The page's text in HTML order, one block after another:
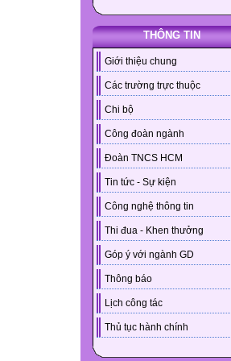
THÔNG TIN
Giới thiệu chung
Các trường trực thuộc
Chi bộ
Công đoàn ngành
Đoàn TNCS HCM
Tin tức - Sự kiện
Công nghệ thông tin
Thi đua - Khen thưởng
Góp ý với ngành GD
Thông báo
Lịch công tác
Thủ tục hành chính